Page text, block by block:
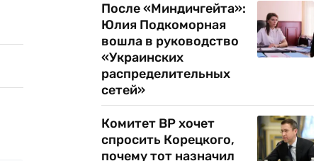
После «Миндичгейта»:
Юлия Подкоморная
вошла в руководство
«Украинских
распределительных
сетей»
Комитет ВР хочет
спросить Корецкого,
почему тот назначил